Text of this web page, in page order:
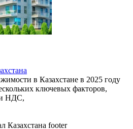
в Казахстане в 2025 году
ключевых факторов,
НДС,